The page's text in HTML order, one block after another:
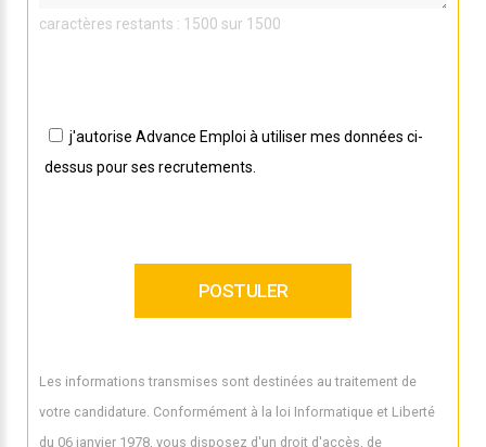
caractères restants : 1500 sur 1500
j'autorise Advance Emploi à utiliser mes données ci-
dessus pour ses recrutements.
Les informations transmises sont destinées au traitement de
votre candidature. Conformément à la loi Informatique et Liberté
du 06 janvier 1978, vous disposez d'un droit d'accès, de